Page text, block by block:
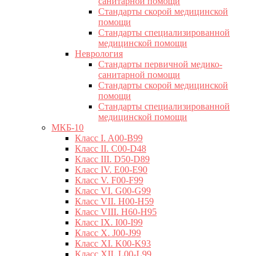
Стандарты скорой медицинской
помощи
Стандарты специализированной
медицинской помощи
Неврология
Стандарты первичной медико-
санитарной помощи
Стандарты скорой медицинской
помощи
Стандарты специализированной
медицинской помощи
МКБ-10
Класс I. A00-B99
Класс II. C00-D48
Класс III. D50-D89
Класс IV. E00-E90
Класс V. F00-F99
Класс VI. G00-G99
Класс VII. H00-H59
Класс VIII. H60-H95
Класс IX. I00-I99
Класс X. J00-J99
Класс XI. K00-K93
Класс XII. L00-L99